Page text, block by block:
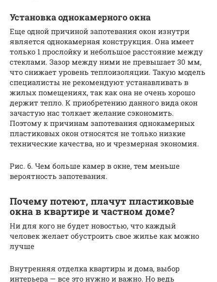
Установка однокамерного окна
Еще одной причиной запотевания окон изнутри
является однокамерная конструкция. Она имеет
только 1 прослойку и небольшое расстояние между
стеклами. Зазор между ними не превышает 30 мм,
что снижает уровень теплоизоляции. Такую модель
специалисты не рекомендуют устанавливать в
жилых помещениях, так как она не очень хорошо
держит тепло. К приобретению данного вида окон
зачастую нас толкает желание сэкономить.
Поэтому к причинам запотевания однокамерных
пластиковых окон относятся не только низкие
технические качества, но и чрезмерная экономия.
Рис. 6. Чем больше камер в окне, тем меньше
вероятность запотевания.
Почему потеют, плачут пластиковые
окна в квартире и частном доме?
Ни для кого не будет новостью, что каждый
человек желает обустроить свое жилье как можно
лучше
Внутренняя отделка квартиры и дома, выбор
интерьера — все это нужно и важно. Но ведь